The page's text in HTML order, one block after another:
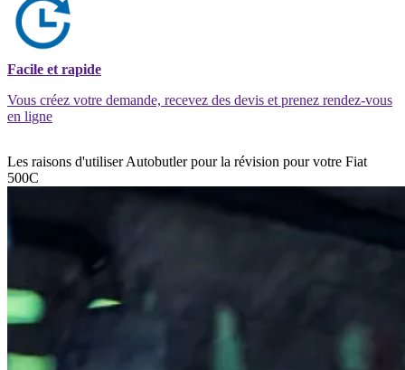
Facile et rapide
Vous créez votre demande, recevez des devis et prenez rendez-vous
en ligne
Les raisons d'utiliser Autobutler pour la révision pour votre Fiat
500C